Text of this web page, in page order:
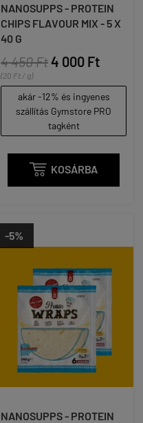
NANOSUPPS - PROTEIN
CHIPS FLAVOUR MIX - 5 X
40 G
4 450 Ft4 000 Ft
(20 Ft / g)
akár -12% és ingyenes
szállítás Gymstore PRO
tagként
 KOSÁRBA
-5%
NANOSUPPS - PROTEIN